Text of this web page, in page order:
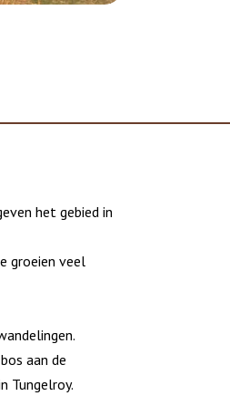
het gebied in
groeien veel
aan de
Tungelroy.